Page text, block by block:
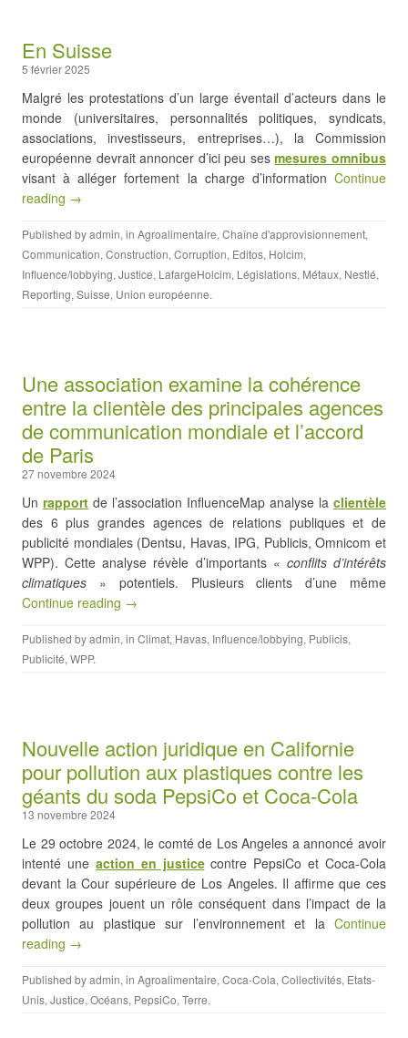
En Suisse
5 février 2025
Malgré les protestations d’un large éventail d’acteurs dans le
monde (universitaires, personnalités politiques, syndicats,
associations, investisseurs, entreprises…), la Commission
européenne devrait annoncer d’ici peu sesmesures omnibus
visant à alléger fortement la charge d’information Continue
reading →
Published byadmin, in Agroalimentaire, Chaîne d'approvisionnement,
Communication, Construction, Corruption, Editos, Holcim,
Influence/lobbying, Justice, LafargeHolcim, Législations, Métaux, Nestlé,
Reporting, Suisse, Union européenne.
Une association examine la cohérence
entre la clientèle des principales agences
de communication mondiale et l’accord
de Paris
27 novembre 2024
Un rapport de l’association InfluenceMap analyse la clientèle
des 6 plus grandes agences de relations publiques et de
publicité mondiales (Dentsu, Havas, IPG, Publicis, Omnicom et
WPP). Cette analyse révèle d’importants « conflits d’intérêts
climatiques » potentiels. Plusieurs clients d’une même
Continue reading →
Published byadmin, in Climat, Havas, Influence/lobbying, Publicis,
Publicité, WPP.
Nouvelle action juridique en Californie
pour pollution aux plastiques contre les
géants du soda PepsiCo et Coca-Cola
13 novembre 2024
Le 29 octobre 2024, le comté de Los Angeles a annoncé avoir
intenté une action en justicecontre PepsiCo et Coca-Cola
devant la Cour supérieure de Los Angeles. Il affirme que ces
deux groupes jouent un rôle conséquent dans l’impact de la
pollution au plastique sur l’environnement et la Continue
reading →
Published byadmin, in Agroalimentaire, Coca-Cola, Collectivités, Etats-
Unis, Justice, Océans, PepsiCo, Terre.